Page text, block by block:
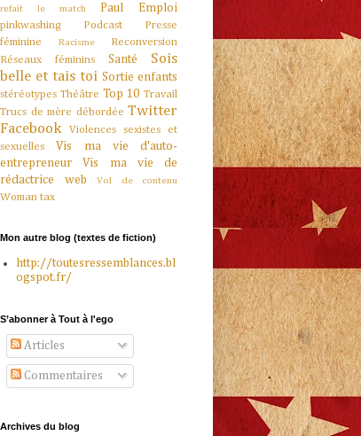
refait le match
Paul Emploi
pinkwashing Podcast
Presse
féminine
Racisme
Reconversion
Réseaux féminins
Santé
Sois
belle et tais toi Sortie enfants
stéréotypes Théâtre Top 10 Travail
Trucs de mère débordée Twitter
Facebook
Violences sexistes et
sexuelles
Vis ma vie d'auto-
entrepreneur
Vis ma vie de
rédactrice web
Vol de contenu
Woman tax
Mon autre blog (textes de fiction)
http://toutesressemblances.bl
ogspot.fr/
S’abonner à Tout à l'ego
Articles
Commentaires
Archives du blog